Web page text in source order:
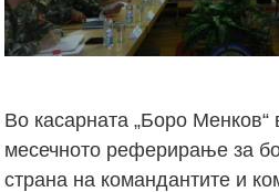
Во касарната „Боро
месечното реферирање за
страна на командантите и